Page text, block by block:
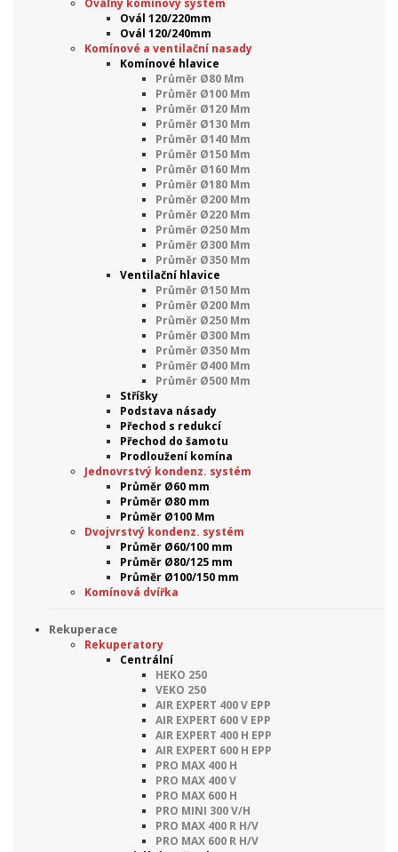
Ovál 120/220mm
Ovál 120/240mm
Komínové a ventilační nasady
Komínové hlavice
Průměr Ø80 Mm
Průměr Ø100 Mm
Průměr Ø120 Mm
Průměr Ø130 Mm
Průměr Ø140 Mm
Průměr Ø150 Mm
Průměr Ø160 Mm
Průměr Ø180 Mm
Průměr Ø200 Mm
Průměr Ø220 Mm
Průměr Ø250 Mm
Průměr Ø300 Mm
Průměr Ø350 Mm
Ventilační hlavice
Průměr Ø150 Mm
Průměr Ø200 Mm
Průměr Ø250 Mm
Průměr Ø300 Mm
Průměr Ø350 Mm
Průměr Ø400 Mm
Průměr Ø500 Mm
Stříšky
Podstava násady
Přechod s redukcí
Přechod do šamotu
Prodloužení komína
Jednovrstvý kondenz. systém
Průměr Ø60 mm
Průměr Ø80 mm
Průměr Ø100 Mm
Dvojvrstvý kondenz. systém
Průměr Ø60/100 mm
Průměr Ø80/125 mm
Průměr Ø100/150 mm
Komínová dvířka
Rekuperace
Rekuperatory
Centrální
HEKO 250
VEKO 250
AIR EXPERT 400 V EPP
AIR EXPERT 600 V EPP
AIR EXPERT 400 H EPP
AIR EXPERT 600 H EPP
PRO MAX 400 H
PRO MAX 400 V
PRO MAX 600 H
PRO MINI 300 V/H
PRO MAX 400 R H/V
PRO MAX 600 R H/V